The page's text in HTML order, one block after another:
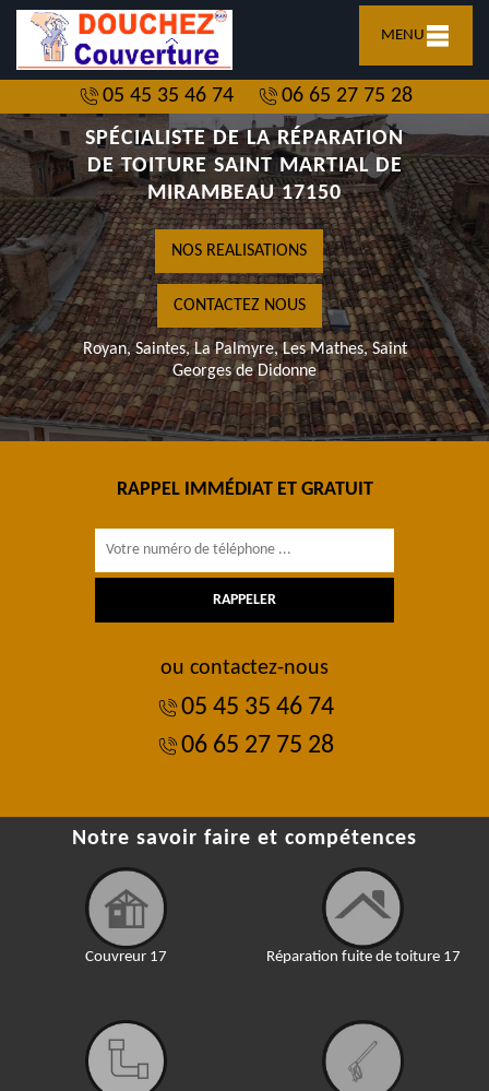
MENU
05 45 35 46 74
06 65 27 75 28
SPÉCIALISTE DE LA RÉPARATION
DE TOITURE SAINT MARTIAL DE
MIRAMBEAU 17150
NOS REALISATIONS
CONTACTEZ NOUS
Royan, Saintes, La Palmyre, Les Mathes, Saint
Georges de Didonne
RAPPEL IMMÉDIAT ET GRATUIT
ou contactez-nous
05 45 35 46 74
06 65 27 75 28
Notre savoir faire et compétences
Couvreur 17 Réparation fuite de toiture 17